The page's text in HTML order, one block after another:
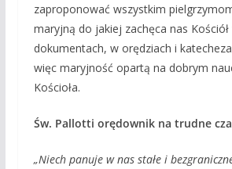
zaproponować wszystkim
maryjną do jakiej zachęca nas
dokumentach, w orędziach i
więc maryjność opartą na dobrym
Kościoła.
Św. Pallotti orędownik na trudne
„Niech panuje w nas stałe i